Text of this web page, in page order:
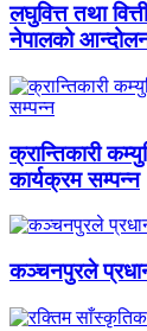
लघुवित्त तथा
नेपालको
क्रान्तिकारी
कार्यक्रम सम्पन्न
कञ्चनपुरले